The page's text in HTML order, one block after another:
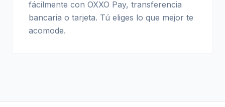
fácilmente con OXXO Pay, transferencia
bancaria o tarjeta. Tú eliges lo que mejor te
acomode.